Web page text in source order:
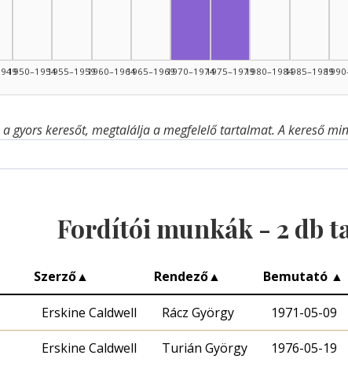
1950–19541955–19591960–19641965–19691970–19741975–19791980–19841985–1989
gyors keresőt, megtalálja a megfelelő tartalmat. A kereső
Fordítói munkák - 2 db
Szerző▲ Rendező▲ Bemutató ▲
Erskine Caldwell Rácz György 1971-05-09
Erskine Caldwell Turián György 1976-05-19